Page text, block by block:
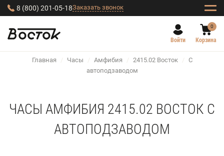
8 (800) 201-05-18Заказать звонок
Войти
0
Корзина
Главная / Часы / Амфибия / 2415.02 Восток / С
автоподзаводом
ЧАСЫ АМФИБИЯ 2415.02 ВОСТОК С
АВТОПОДЗАВОДОМ